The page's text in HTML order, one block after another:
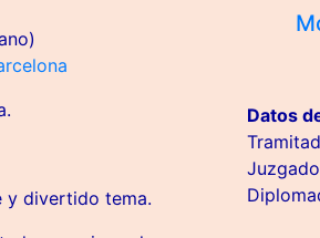
y divertido tema.
Datos